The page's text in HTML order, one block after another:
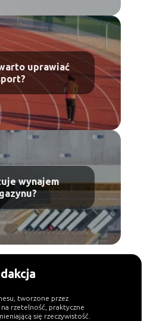
uprawiać
wynajem
tworzone przez
rzetelność, praktyczne
się rzeczywistość.